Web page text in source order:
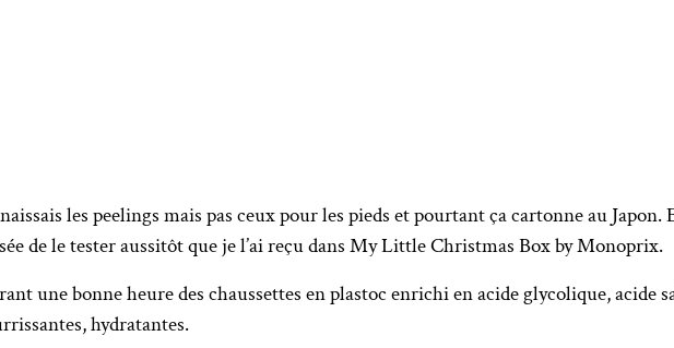
les peelings mais pas ceux pour les pieds et pourtant ça cartonne au Japon.
de le tester aussitôt que je l’ai reçu dans My Little Christmas Box by Monoprix.
une bonne heure des chaussettes en plastoc enrichi en acide glycolique, acide
hydratantes.